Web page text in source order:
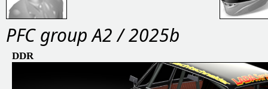
PFС group A2 / 2025b
DDR